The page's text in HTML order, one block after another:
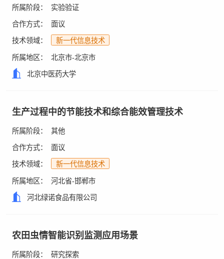
所属阶段： 实验验证
合作方式： 面议
技术领域： 新一代信息技术
所属地区： 北京市-北京市
北京中医药大学
生产过程中的节能技术和综合能效管理技术
所属阶段： 其他
合作方式： 面议
技术领域： 新一代信息技术
所属地区： 河北省-邯郸市
河北绿诺食品有限公司
农田虫情智能识别监测应用场景
所属阶段： 研究探索